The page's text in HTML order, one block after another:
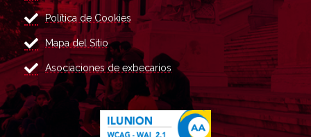
Política de Cookies
Mapa del Sitio
Asociaciones de exbecarios